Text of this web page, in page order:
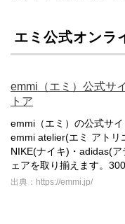
エミ公式オンラ
emmi（エミ）公式サ
トア
emmi（エミ）の公式サ
emmi atelier(エミ アトリ
NIKE(ナイキ)・adidas(
ェアを取り揃えます。
出典：https://emmi.jp/